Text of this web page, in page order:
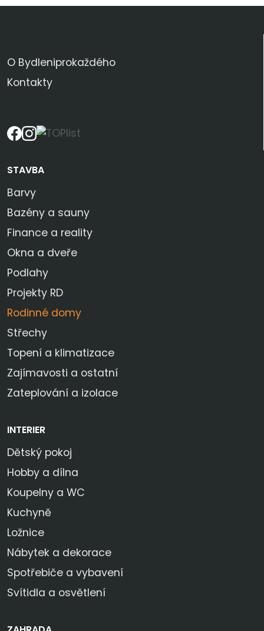
O Bydleniprokaždého
Kontakty
STAVBA
Barvy
Bazény a sauny
Finance a reality
Okna a dveře
Podlahy
Projekty RD
Rodinné domy
Střechy
Topení a klimatizace
Zajímavosti a ostatní
Zateplování a izolace
INTERIER
Dětský pokoj
Hobby a dílna
Koupelny a WC
Kuchyně
Ložnice
Nábytek a dekorace
Spotřebiče a vybavení
Svítidla a osvětlení